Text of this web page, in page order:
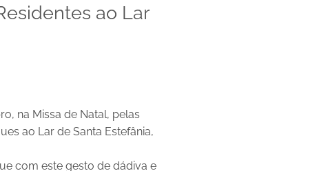
ao Lar
na Missa de Natal, pelas
ao Lar de Santa Estefânia,
com este gesto de dádiva e